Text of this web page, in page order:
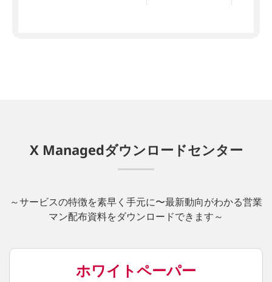
X Managedダウンロードセンター
～サービスの特徴を素早く手元に〜最新動向がわかる営業
マン配布資料をダウンロードできます～
ホワイトペーパー